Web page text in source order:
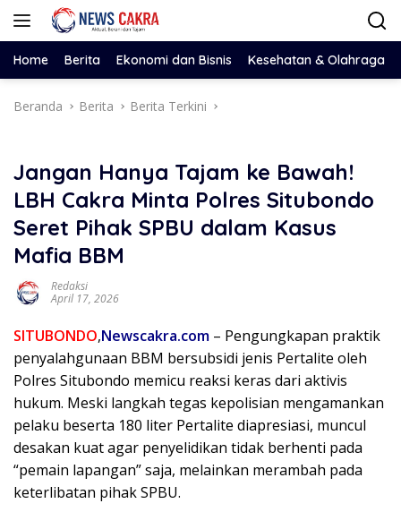
Langsung
Home Berita Ekonomi dan Bisnis Kesehatan & Olahraga
Beranda Berita Berita Terkini
Jangan Hanya Tajam ke Bawah!
LBH Cakra Minta Polres Situbondo
Seret Pihak SPBU dalam Kasus
Mafia BBM
Redaksi
April 17, 2026
SITUBONDO,Newscakra.com – Pengungkapan praktik
penyalahgunaan BBM bersubsidi jenis Pertalite oleh
Polres Situbondo memicu reaksi keras dari aktivis
hukum. Meski langkah tegas kepolisian mengamankan
pelaku beserta 180 liter Pertalite diapresiasi, muncul
desakan kuat agar penyelidikan tidak berhenti pada
“pemain lapangan” saja, melainkan merambah pada
keterlibatan pihak SPBU.